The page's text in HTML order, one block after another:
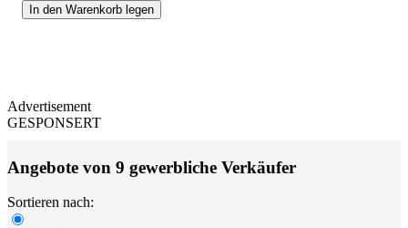
In den Warenkorb legen
Advertisement
GESPONSERT
Angebote von 9 gewerbliche Verkäufer
Sortieren nach: